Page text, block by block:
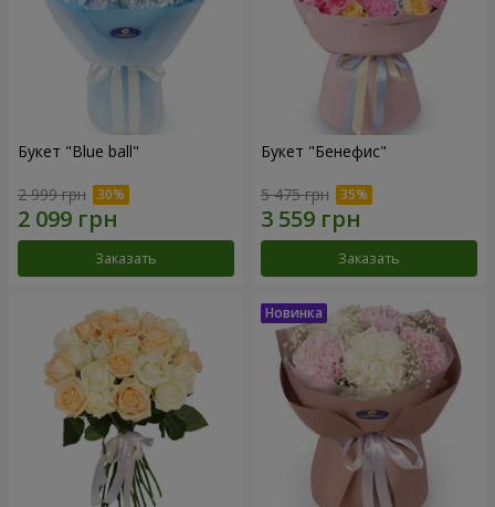
Букет "Blue ball"
2 999 грн
Заказать
Букет "Бенефис"
5 475 грн
Заказать